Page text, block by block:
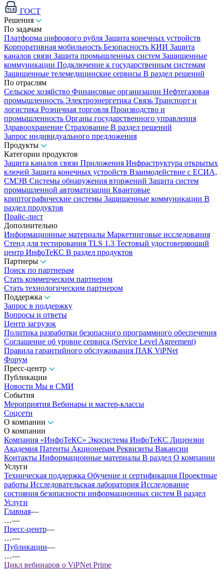
ГОСТ
Решения
По задачам
Платформа цифрового рубля Защита конечных устройств
Корпоративная мобильность Безопасность КИИ Защита
каналов связи Защита промышленных систем Защищенные
коммуникации Подключение к государственным системам
Защищенные телемедицинские сервисы В раздел решений
По отраслям
Сельское хозяйство Финансовые организации Нефтегазовая
промышленность Электроэнергетика Связь Транспорт и
логистика Розничная торговля Производство и
промышленность Органы государственного управления
Здравоохранение Страхование В раздел решений
Запрос индивидуального предложения
Продукты
Категории продуктов
Защита каналов связи Приложения Инфраструктура открытых
ключей Защита конечных устройств Взаимодействие с ЕСИА,
СМЭВ Системы обнаружения вторжений Защита систем
промышленной автоматизации Квантовые
криптографические системы Защищенные коммуникации В
раздел продуктов
Прайс-лист
Дополнительно
Информационные материалы Маркетинговые исследования
Стенд для тестирования TLS 1.3 Тестовый удостоверяющий
центр ИнфоТеКС В раздел продуктов
Партнеры
Поиск по партнерам
Стать коммерческим партнером
Стать технологическим партнером
Поддержка
Запрос в поддержку
Вопросы и ответы
Центр загрузок
Политика разработки безопасного программного обеспечения
Соглашение об уровне сервиса (Service Level Agreement)
Правила гарантийного обслуживания ПАК ViPNet
Форум
Пресс-центр
Публикации
Новости Мы в СМИ
События
Мероприятия Вебинары и мастер-классы
Соцсети
О компании
О компании
Компания «ИнфоТеКС» Экосистема ИнфоТеКС Лицензии
Академия Патенты Акционерам Реквизиты Вакансии
Контакты Информационные материалы В раздел О компании
Услуги
Техническая поддержка Обучение и сертификация Проектные
работы Исследовательская лаборатория Исследование
состояния безопасности информационных систем В раздел
Услуги
Главная—
…—
Пресс-центр—
…—
Публикации—
…—
Цикл вебинаров о ViPNet Prime